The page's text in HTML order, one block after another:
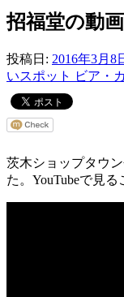
招福堂の動
投稿日: 2016年3月8
いスポット ビア・
茨木ショップタウ
た。YouTubeで見る